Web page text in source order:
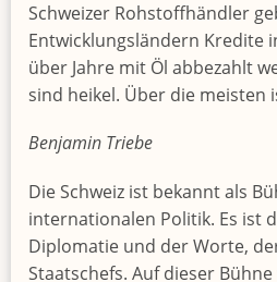
Schweizer Rohstoffhändler
Entwicklungsländern Kredite
über Jahre mit Öl abbezahlt
sind heikel. Über die meisten
Benjamin Triebe
Die Schweiz ist bekannt als
internationalen Politik. Es ist
Diplomatie und der Worte,
Staatschefs. Auf dieser